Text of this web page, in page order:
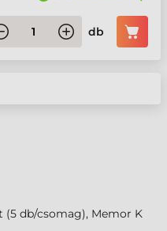
db
(5 db/csomag), Memor K